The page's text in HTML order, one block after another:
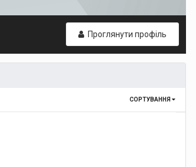
Проглянути профіль
СОРТУВАННЯ